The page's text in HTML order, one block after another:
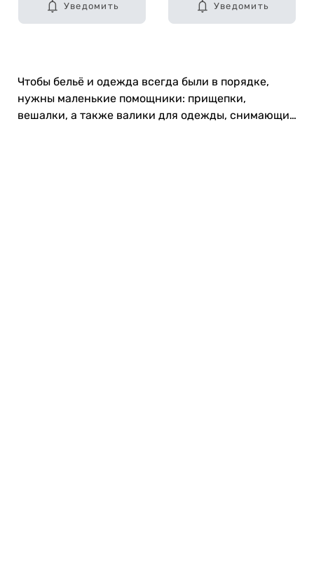
Уведомить Уведомить
Чтобы бельё и одежда всегда были в порядке,
нужны маленькие помощники: прищепки,
вешалки, а также валики для одежды, снимающие